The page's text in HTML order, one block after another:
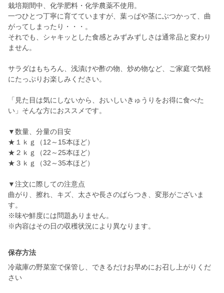
栽培期間中、化学肥料・化学農薬不使用。
一つひとつ丁寧に育てていますが、葉っぱや茎にぶつかって、曲
がってしまったり・・・。
それでも、シャキッとした食感とみずみずしさは通常品と変わり
ません。
サラダはもちろん、浅漬けや酢の物、炒め物など、ご家庭で気軽
にたっぷりお楽しみください。
「見た目は気にしないから、おいしいきゅうりをお得に食べた
い」そんな方におススメです。
▼数量、分量の目安
★１ｋｇ（12～15本ほど）
★２ｋｇ（22～25本ほど）
★３ｋｇ（32～35本ほど）
▼注文に際しての注意点
曲がり、擦れ、キズ、太さや長さのばらつき、変形がございま
す。
※味や鮮度には問題ありません。
※内容はその日の収穫状況により異なります。
保存方法
冷蔵庫の野菜室で保管し、できるだけお早めにお召し上がりくだ
さい